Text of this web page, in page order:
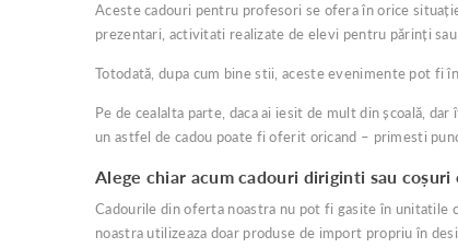
Aceste cadouri pentru profesori se ofera în orice
prezentari, activitati realizate de elevi pentru părinți
Totodată, dupa cum bine stii, aceste evenimente pot fi
Pe de cealalta parte, daca ai iesit de mult din școală,
un astfel de cadou poate fi oferit oricand – primesti
Alege chiar acum cadouri diriginti sau
Cadourile din oferta noastra nu pot fi gasite în unitatile
noastra utilizeaza doar produse de import propriu în